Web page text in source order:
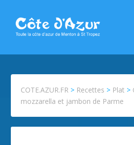
COTE.AZUR.FR > Recettes > Plat >
mozzarella et jambon de Parme